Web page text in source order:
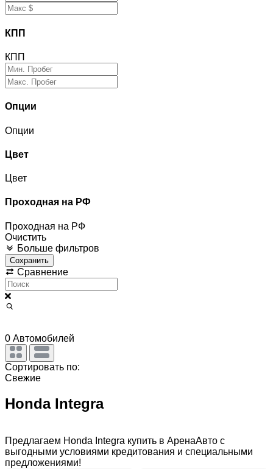
КПП
КПП
Опции
Опции
Цвет
Цвет
Проходная на РФ
Проходная на РФ
Очистить
Больше фильтров
Сохранить
Сравнение
0 Автомобилей
Сортировать по:
Свежие
Honda Integra
Предлагаем Honda Integra купить в АренаАвто с
выгодными условиями кредитования и специальными
предложениями!